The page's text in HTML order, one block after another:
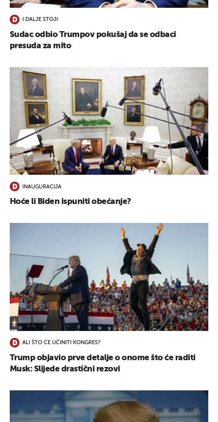
I DALJE STOJI
Sudac odbio Trumpov pokušaj da se odbaci
presuda za mito
INAUGURACIJA
Hoće li Biden ispuniti obećanje?
ALI ŠTO ĆE UČINITI KONGRES?
Trump objavio prve detalje o onome što će raditi
Musk: Slijede drastični rezovi